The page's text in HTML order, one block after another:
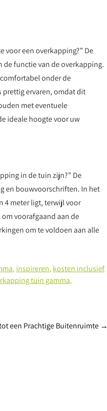
voor een overkapping?” De
functie van de overkapping.
onder de
prettig ervaren, omdat dit
met eventuele
ideale hoogte voor uw
in de tuin zijn?” De
en bouwvoorschriften. In het
4 meter ligt, terwijl voor
voorafgaand aan de
om te voldoen aan alle
, inspireren, kosten inclusief
tuin gamma,
een Prachtige Buitenruimte →